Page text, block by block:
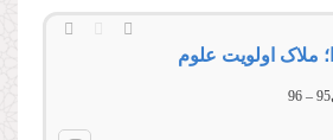
ملاک اولویت علوم